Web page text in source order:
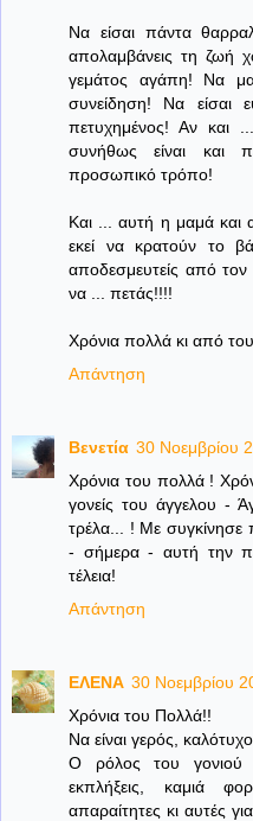
Να είσαι πάντα
απολαμβάνεις τη ζωή
γεμάτος αγάπη! Να
συνείδηση! Να είσαι
πετυχημένος! Αν και ...
συνήθως είναι και
προσωπικό τρόπο!
Και ... αυτή η μαμά και
εκεί να κρατούν το
αποδεσμευτείς από
να ... πετάς!!!!
Χρόνια πολλά κι από
Απάντηση
Βενετία 30 Νοεμβρίου
Χρόνια του πολλά !
γονείς του άγγελου -
τρέλα... ! Με συγκίνησε
- σήμερα - αυτή την
τέλεια!
Απάντηση
ΕΛΕΝΑ 30 Νοεμβρίου
Xρόνια του Πολλά!!
Να είναι γερός,
Ο ρόλος του γονιού
εκπλήξεις, καμιά
απαραίτητες κι αυτές